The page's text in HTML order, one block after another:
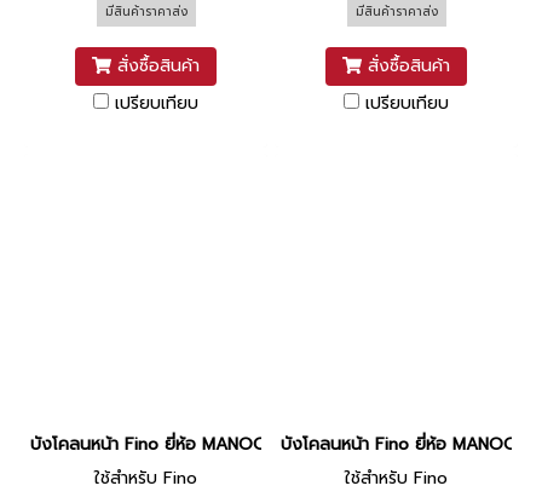
มีสินค้าราคาส่ง
สั่งซื้อสินค้า
เปรียบเทียบ
มีสินค้าราคาส่ง
สั่งซื้อสินค้า
เปรียบเทียบ
บังโคลนหน้า Fino ยี่ห้อ MANOO [P0 ขาวมุก]
ใช้สำหรับ Fino
บังโคลนหน้า Fino ยี่ห้อ MANOO
ใช้สำหรับ Fino